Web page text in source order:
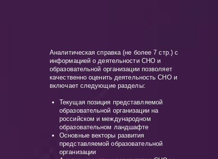
Аналитическая справка (не более 7 стр.) с
информацией о деятельности СНО и
образовательной организации позволяет
качественно оценить деятельность СНО и
включает следующие разделы:
Текущая позиция представляемой
образовательной организации на
российском и международном
образовательном ландшафте
Основные векторы развития
представляемой образовательной
организации